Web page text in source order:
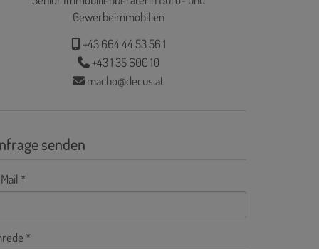
Gewerbeimmobilien
+43 664 44 53 56 1
+43 1 35 600 10
macho@decus.at
senden